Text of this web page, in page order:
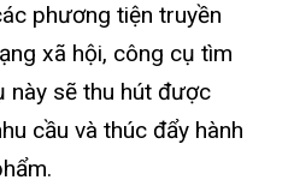
phương tiện truyền
xã hội, công cụ tìm
này sẽ thu hút được
cầu và thúc đẩy hành